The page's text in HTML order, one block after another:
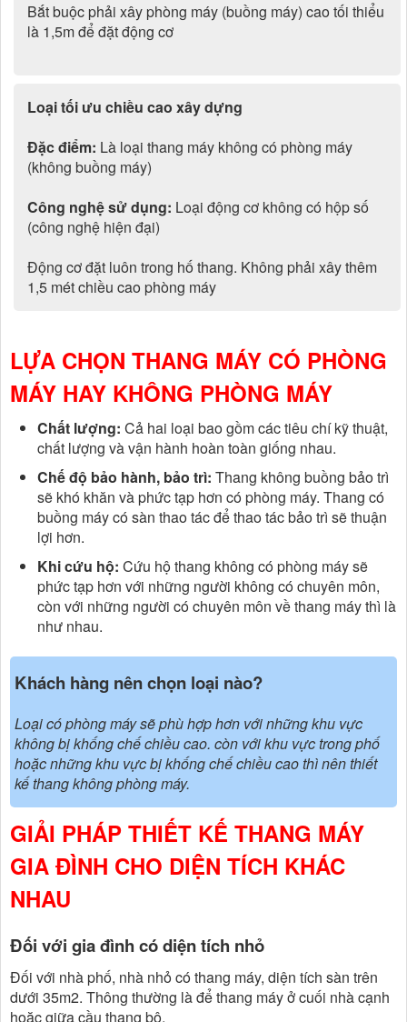
Bắt buộc phải xây phòng máy (buồng máy) cao tối thiểu
là 1,5m để đặt động cơ
Loại tối ưu chiều cao xây dựng
Đặc điểm: Là loại thang máy không có phòng máy
(không buồng máy)
Công nghệ sử dụng: Loại động cơ không có hộp số
(công nghệ hiện đại)
Động cơ đặt luôn trong hố thang. Không phải xây thêm
1,5 mét chiều cao phòng máy
LỰA CHỌN THANG MÁY CÓ PHÒNG
MÁY HAY KHÔNG PHÒNG MÁY
Chất lượng: Cả hai loại bao gồm các tiêu chí kỹ thuật,
chất lượng và vận hành hoàn toàn giống nhau.
Chế độ bảo hành, bảo trì: Thang không buồng bảo trì
sẽ khó khăn và phức tạp hơn có phòng máy. Thang có
buồng máy có sàn thao tác để thao tác bảo trì sẽ thuận
lợi hơn.
Khi cứu hộ: Cứu hộ thang không có phòng máy sẽ
phức tạp hơn với những người không có chuyên môn,
còn với những người có chuyên môn về thang máy thì là
như nhau.
Khách hàng nên chọn loại nào?
Loại có phòng máy sẽ phù hợp hơn với những khu vực
không bị khống chế chiều cao. còn với khu vực trong phố
hoặc những khu vực bị khống chế chiều cao thì nên thiết
kế thang không phòng máy.
GIẢI PHÁP THIẾT KẾ THANG MÁY
GIA ĐÌNH CHO DIỆN TÍCH KHÁC
NHAU
Đối với gia đình có diện tích nhỏ
Đối với nhà phố, nhà nhỏ có thang máy, diện tích sàn trên
dưới 35m2. Thông thường là để thang máy ở cuối nhà cạnh
hoặc giữa cầu thang bộ.